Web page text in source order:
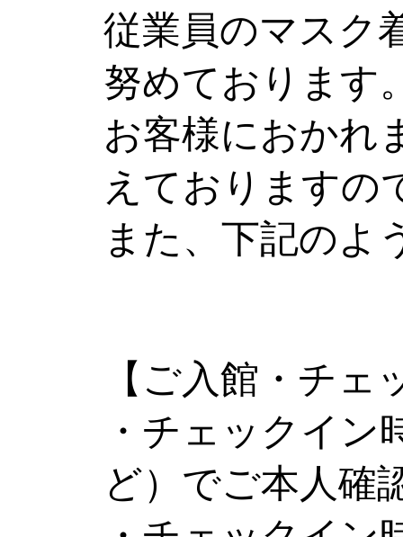
従業員のマスク
努めております
お客様におかれ
えておりますの
また、下記のよ
【ご入館・チェ
・チェックイン
ど）でご本人確